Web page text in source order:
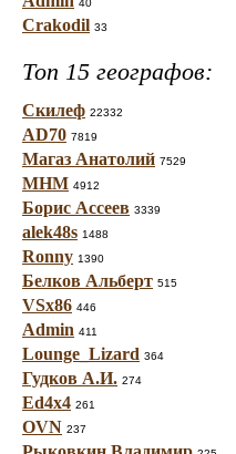
40
Crakodil 33
Топ 15 географов:
Скилеф 22332
AD70 7819
Магаз Анатолий 7529
МНМ 4912
Борис Ассеев 3339
alek48s 1488
Ronny 1390
Белков Альберт 515
VSx86 446
Admin 411
Lounge_Lizard 364
Гудков А.И. 274
Ed4x4 261
OVN 237